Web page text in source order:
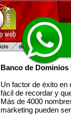
Banco de Dominios
Un factor de éxito en
fácil de recordar y
Más de 4000
marketing pueden